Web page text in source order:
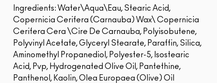
Ingredients: Water\Aqua\Eau, Stearic Acid,
Copernicia Cerifera (Carnauba) Wax\ Copernicia
Cerifera Cera \Cire De Carnauba, Polyisobutene,
Polyvinyl Acetate, Glyceryl Stearate, Paraffin, Silica,
Aminomethyl Propanediol, Polyester-5, Isostearic
Acid, Pvp, Hydrogenated Olive Oil, Pantethine,
Panthenol, Kaolin, Olea Europaea (Olive) Oil